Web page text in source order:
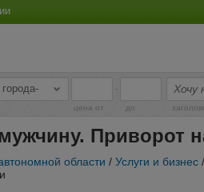
-
цена от до
Приворот
области / Услуги и бизнес